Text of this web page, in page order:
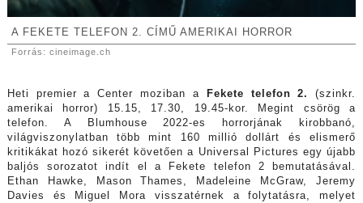
A FEKETE TELEFON 2. CÍMŰ AMERIKAI HORROR
Forrás: cineimage.ch
Heti premier a Center moziban a Fekete telefon 2.(szinkr.
amerikai horror) 15.15, 17.30, 19.45-kor. Megint csörög a
telefon. A Blumhouse 2022-es horrorjának kirobbanó,
világviszonylatban több mint 160 millió dollárt és elismerő
kritikákat hozó sikerét követően a Universal Pictures egy újabb
baljós sorozatot indít el a Fekete telefon 2 bemutatásával.
Ethan Hawke, Mason Thames, Madeleine McGraw, Jeremy
Davies és Miguel Mora visszatérnek a folytatásra, melyet